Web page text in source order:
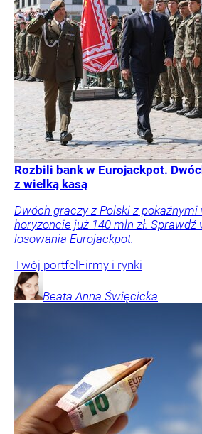
Rozbili bank w Eurojackpot.
z wielką kasą
Dwóch graczy z Polski z pokaźnymi
horyzoncie już 140 mln zł.
losowania Eurojackpot.
Twój portfel Firmy i rynki
Beata Anna Święcicka